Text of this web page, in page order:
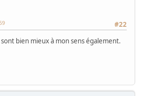
#22
bien mieux à mon sens également.